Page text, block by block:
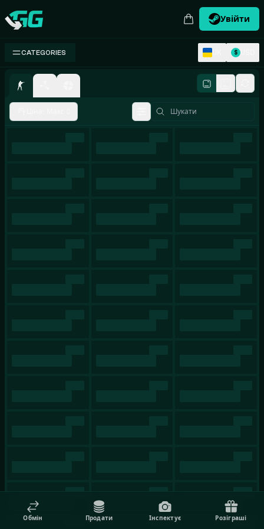
Swap.gg
Увійти
CATEGORIES $
Розмір плитки
Обмін Продати Інспектує Розіграші